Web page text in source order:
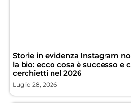
Storie in evidenza Instagram
la bio: ecco cosa è successo e
cerchietti nel 2026
Luglio 28, 2026